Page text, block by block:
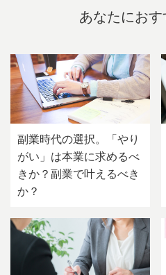
あなたにお
副業時代の選択。「やり
がい」は本業に求めるべ
きか？副業で叶えるべき
か？